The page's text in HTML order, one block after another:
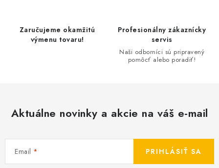
Zaručujeme okamžitú
výmenu tovaru!
Profesionálny zákaznícky
servis
Naši odborníci sú pripravený
pomôcť alebo poradiť!
Aktuálne novinky a akcie na váš e-mail
Email PRIHLÁSIŤ SA